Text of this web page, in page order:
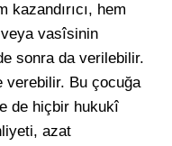
hem
vasîsinin
sonra da verilebilir.
verebilir. Bu çocuğa
de hiçbir hukukî
azat